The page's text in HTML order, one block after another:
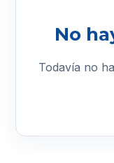
No
Todavía no